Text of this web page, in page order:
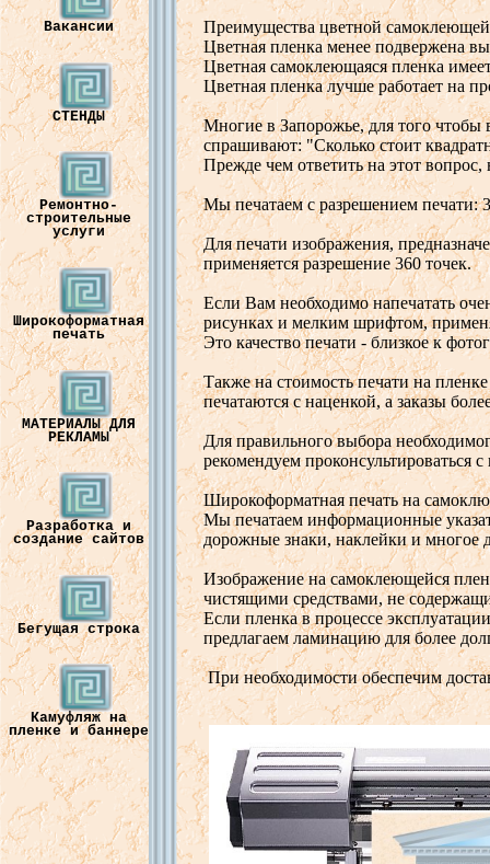
Вакансии
СТЕНДЫ
Ремонтно-
строительные
услуги
Широкоформатная
печать
МАТЕРИАЛЫ ДЛЯ
РЕКЛАМЫ
Разработка и
создание сайтов
Бегущая строка
Камуфляж на
пленке и баннере
Преимущества цветной
Цветная пленка менееподверженав
Цветная самоклеющаяся пленка
Цветная пленка лучше работает на
МногиевЗапорожье, длятого чтобы
спрашивают: "Сколько стоиткв
Прежде чемответить на этотвопрос,
Мы печатаемс разрешением печати:
Дляпечати изображения,
применяется разрешение 360точек.
ЕслиВам необходимо напечатать
рисункахи мелким шрифтом,
Этокачествопечати -близкоек
Также на стоимость печати на пленке
печатаютсяснаценкой, азаказы
Для правильноговыбора
рекомендуем проконсультироваться с
Широкоформатная печать на
Мы печатаем информационные
дорожные знаки,наклейкиимногое
Изображение на самоклеющейся
чистящими средствами,не
Если пленкавпроцессе эксплуатации
предлагаем ламинациюдляболее
Принеобходимости обеспечим доста